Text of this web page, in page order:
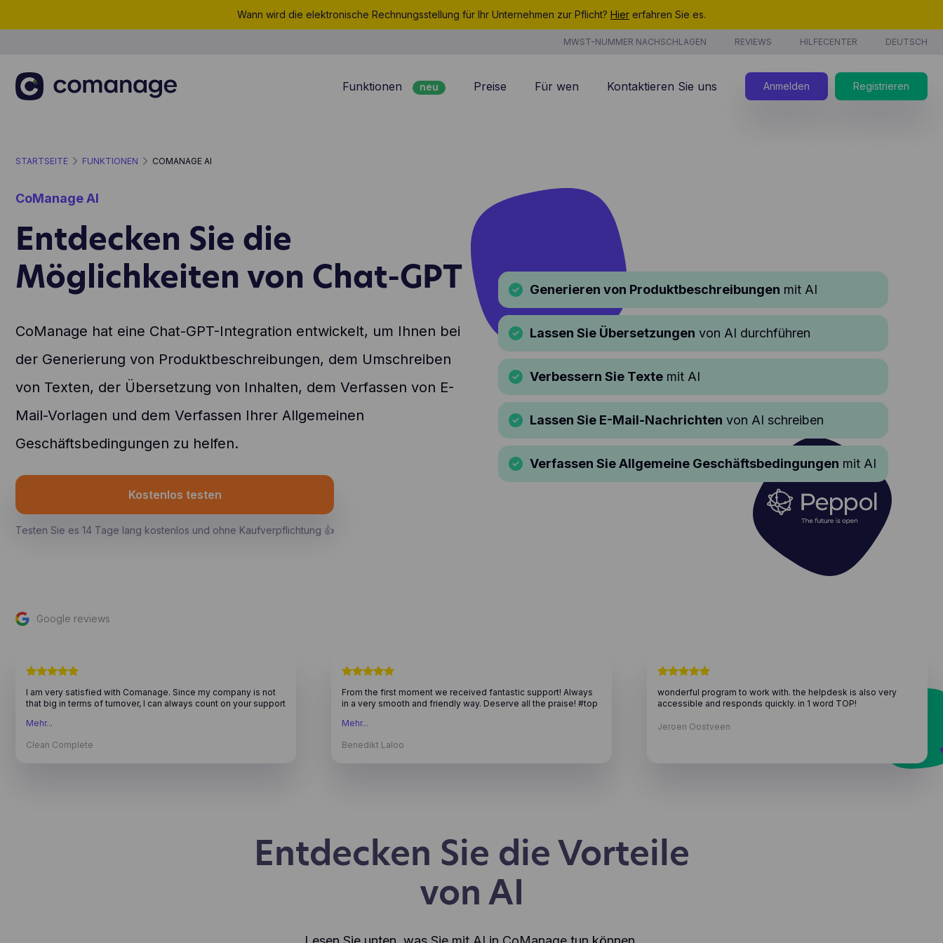
Wann wird die elektronische Rechnungsstellung für Ihr Unternehmen zur Pflicht? Hier erfahren Sie es.
MWST-NUMMER NACHSCHLAGEN REVIEWS HILFECENTER DEUTSCH
Funktionen neu
Produkte & Dienstleistungen
neu
Preise Für wen Kontaktieren Sie uns Anmelden Registrieren
STARTSEITE FUNKTIONEN COMANAGE AI
CoManage AI
Entdecken Sie die
Möglichkeiten von Chat-GPT
CoManage hat eine Chat-GPT-Integration entwickelt, um Ihnen bei
der Generierung von Produktbeschreibungen, dem Umschreiben
von Texten, der Übersetzung von Inhalten, dem Verfassen von E-
Mail-Vorlagen und dem Verfassen Ihrer Allgemeinen
Geschäftsbedingungen zu helfen.
Kostenlos testen
Testen Sie es 14 Tage lang kostenlos und ohne Kaufverpflichtung 👍
Generieren von Produktbeschreibungen mit AI
Lassen Sie Übersetzungen von AI durchführen
Verbessern Sie Texte mit AI
Lassen Sie E-Mail-Nachrichten von AI schreiben
Verfassen Sie Allgemeine Geschäftsbedingungen mit AI
Google reviews
I am very satisfied with Comanage. Since my company is not
that big in terms of turnover, I can always count on your support
Complete
Mehr...
Clean Complete
From the first moment we received fantastic support! Always
in a very smooth and friendly way. Deserve all the praise! #top
Mehr...
Benedikt Laloo
wonderful program to work with. the helpdesk is also very
accessible and responds quickly. in 1 word TOP!
Jeroen Oostveen
Entdecken Sie die Vorteile
von AI